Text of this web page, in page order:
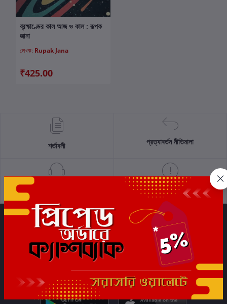
কার্টে যোগ করুন
ব্রহ্মাণ্ডের কাল আজ ও কাল : রূপক
জানা
লেখক: Rupak Jana
₹425.00
শর্তাবলী প্রত্যাবর্তন নীতিমালা
গোপনীয়তা নীতি
সাবস্ক্রাইব